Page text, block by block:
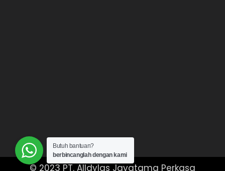
© 2023 PT. Alldylas Jayatama Perkasa
Butuh bantuan?
berbincanglah dengan kami